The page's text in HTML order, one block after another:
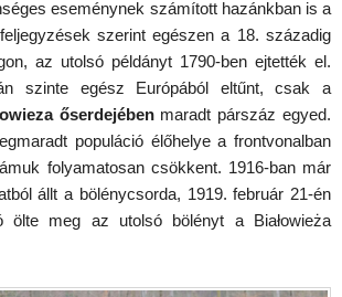
eseménynek számított hazánkban is a
szerint egészen a 18. századig
az utolsó példányt 1790-ben ejtették el.
szinte egész Európából eltűnt, csak a
őserdejébenmaradt párszáz egyed.
populáció élőhelye a frontvonalban
folyamatosan csökkent. 1916-ban már
állt a bölénycsorda, 1919. február 21-én
ölte meg az utolsó bölényt a Białowieża